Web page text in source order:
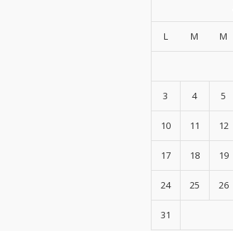
L M M
3 4 5
10 11 12
17 18 19
24 25 26
31